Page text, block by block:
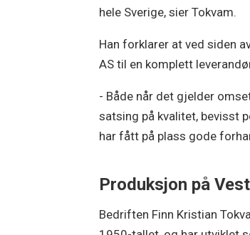
hele Sverige, sier Tokvam.
Han forklarer at ved siden
AS til en komplett
- Både når det gjelder
satsing på kvalitet, bevisst
har fått på plass gode
Produksjon på
Bedriften Finn Kristian